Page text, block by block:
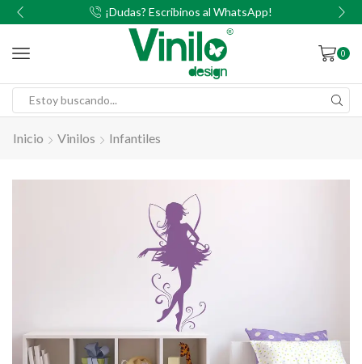
¡Dudas? Escribinos al WhatsApp!
0
Inicio Vinilos Infantiles